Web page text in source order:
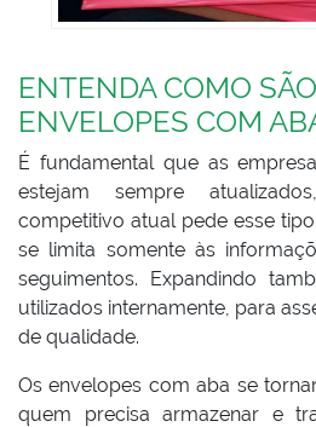
ENTENDA COMO
ENVELOPES COM
É fundamental que as
estejam sempre
competitivo atual pede esse
se limita somente às
seguimentos. Expandindo
utilizados internamente, para
de qualidade.
Os envelopes com aba se
quem precisa armazenar e